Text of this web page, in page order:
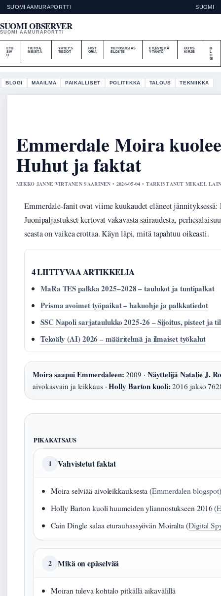
SUOMI AAMURAPORTTI SUOMI
SUOMI OBSERVER
SUOMI AAMURAPORTTI
ETU
SIV
U
TIETOA
MEISTÄ
YHTEYS
TIEDOT
HIST
ORIA
TIETOSUOJAS
ELOSTE
EVÄSTEKÄ
YTÄNTÖ
UUTIS
KIRJE
B
O
GI
BLOGI MAAILMA PAIKALLISET POLITIIKKA TALOUS TEKNIIKKA
Emmerdale Moira
Huhut ja faktat
MIKKO JANNE VIRTANEN SAARINEN • 2026-05-04 • TARKISTANUT MIKAEL
Emmerdale-fanit ovat viime kuukaudet eläneet
Juonipaljastukset kertovat vakavasta sairaudesta,
seasta on vaikea erottaa. Käyn läpi, mitä tapahtuu oikeasti.
4 LIITTYVAA ARTIKKELIA
MaRa TES palkka 2025–2028 – taulukot ja tuntipalkat
Prisma avoimet työpaikat – hakuohje ja palkkatiedot
SSC Napoli sarjataulukko 2025-26 – Sijoitus, pisteet ja
Tekoäly (AI) 2026 – määritelmä ja ilmaiset työkalut
Moira saapui Emmerdaleen: 2009 · Näyttelijä Natalie J.
aivokasvain ja leikkaus ·Holly Barton kuoli: 2016 jakso
PIKAKATSAUS
1 Vahvistetut faktat
Moira selviää aivoleikkauksesta (Emmerdalen blogspot
Holly Barton kuoli huumeiden yliannostukseen 2016 (
Cain Dingle salaa eturauhassyövän Moiralta (Digital
2 Mikä on epäselvää
Moiran tuleva kohtalo pitkällä aikavälillä